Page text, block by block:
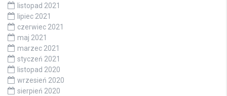
listopad 2021
lipiec 2021
czerwiec 2021
maj 2021
marzec 2021
styczeń 2021
listopad 2020
wrzesień 2020
sierpień 2020